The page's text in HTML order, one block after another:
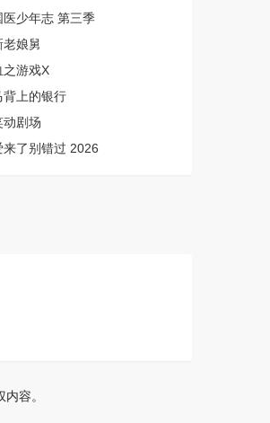
医少年志 第三季
老娘舅
之游戏X
背上的银行
动剧场
来了别错过 2026
容。